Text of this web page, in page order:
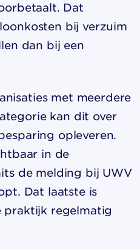
Dat
bij verzuim
dan bij een
met meerdere
kan dit over
opleveren.
in de
de melding bij UWV
Dat laatste is
praktijk regelmatig